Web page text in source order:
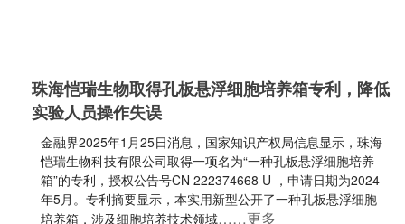
珠海恺瑞生物取得孔板悬浮细胞培养箱专利，降低
实验人员操作失误
金融界2025年1月25日消息，国家知识产权局信息显示，珠海
恺瑞生物科技有限公司取得一项名为“一种孔板悬浮细胞培养
箱”的专利，授权公告号CN 222374668 U ，申请日期为2024
年5月。专利摘要显示，本实用新型公开了一种孔板悬浮细胞
培养箱，涉及细胞培养技术领域……更多